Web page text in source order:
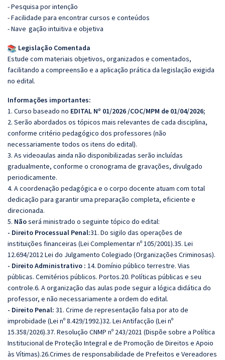
- Pesquisa por intenção
- Facilidade para encontrar cursos e conteúdos
- Nave gação intuitiva e objetiva
Legislação Comentada
Estude com materiais objetivos, organizados e comentados,
facilitando a compreensão e a aplicação prática da legislação exigida
no edital.
Informações importantes:
1. Curso baseado no EDITAL Nº 01/2026 /COC/MPM de 01/04/2026;
2. Serão abordados os tópicos mais relevantes de cada disciplina,
conforme critério pedagógico dos professores (não
necessariamente todos os itens do edital).
3. As videoaulas ainda não disponibilizadas serão incluídas
gradualmente, conforme o cronograma de gravações, divulgado
periodicamente.
4. A coordenação pedagógica e o corpo docente atuam com total
dedicação para garantir uma preparação completa, eficiente e
direcionada.
5. Nãoserá ministrado o seguinte tópico do edital:
- Direito Processual Penal:31. Do sigilo das operações de
instituições financeiras (Lei Complementar nº 105/2001).35. Lei
12.694/2012 Lei do Julgamento Colegiado (Organizações Criminosas).
- Direito Administrativo : 14. Domínio público terrestre. Vias
públicas. Cemitérios públicos. Portos.20. Políticas públicas e seu
controle.6. A organização das aulas pode seguir a lógica didática do
professor, e não necessariamente a ordem do edital.
- Direito Penal: 31. Crime de representação falsa por ato de
improbidade (Lei nº 8.429/1992.)32. Lei Antifacção (Lei nº
15.358/2026).37. Resolução CNMP nº 243/2021 (Dispõe sobre a Política
Institucional de Proteção Integral e de Promoção de Direitos e Apoio
às Vítimas).26.Crimes de responsabilidade de Prefeitos e Vereadores